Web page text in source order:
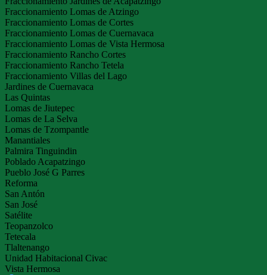
Fraccionamiento Lomas de Atzingo
Fraccionamiento Lomas de Cortes
Fraccionamiento Lomas de Cuernavaca
Fraccionamiento Lomas de Vista Hermosa
Fraccionamiento Rancho Cortes
Fraccionamiento Rancho Tetela
Fraccionamiento Villas del Lago
Jardines de Cuernavaca
Las Quintas
Lomas de Jiutepec
Lomas de La Selva
Lomas de Tzompantle
Manantiales
Palmira Tinguindin
Poblado Acapatzingo
Pueblo José G Parres
Reforma
San Antón
San José
Satélite
Teopanzolco
Tetecala
Tlaltenango
Unidad Habitacional Civac
Vista Hermosa